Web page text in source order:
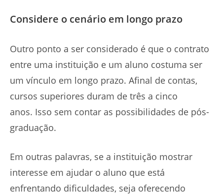
Considere o cenário em longo prazo
Outro ponto a ser considerado é que o contrato
entre uma instituição e um aluno costuma ser
um vínculo em longo prazo. Afinal de contas,
cursos superiores duram de três a cinco
anos. Isso sem contar as possibilidades de pós-
graduação.
Em outras palavras, se a instituição mostrar
interesse em ajudar o aluno que está
enfrentando dificuldades, seja oferecendo